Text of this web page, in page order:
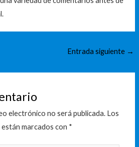
Entrada siguiente →
electrónico no será publicada. Los
marcados con *